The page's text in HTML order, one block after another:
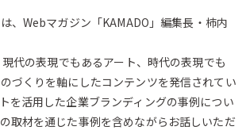
、Webマガジン「KAMADO」編集長・柿内
現代の表現でもあるアート、時代の表現でも
づくりを軸にしたコンテンツを発信されてい
を活用した企業ブランディングの事例につい
取材を通じた事例を含めながらお話しいただ